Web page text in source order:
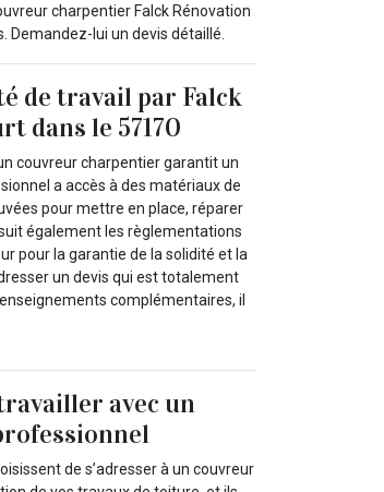
charpentier Falck Rénovation
Demandez-lui un devis détaillé.
de travail par Falck
dans le 57170
couvreur charpentier garantit un
a accès à des matériaux de
pour mettre en place, réparer
également les règlementations
pour la garantie de la solidité et la
un devis qui est totalement
complémentaires, il
avec un
de s’adresser à un couvreur